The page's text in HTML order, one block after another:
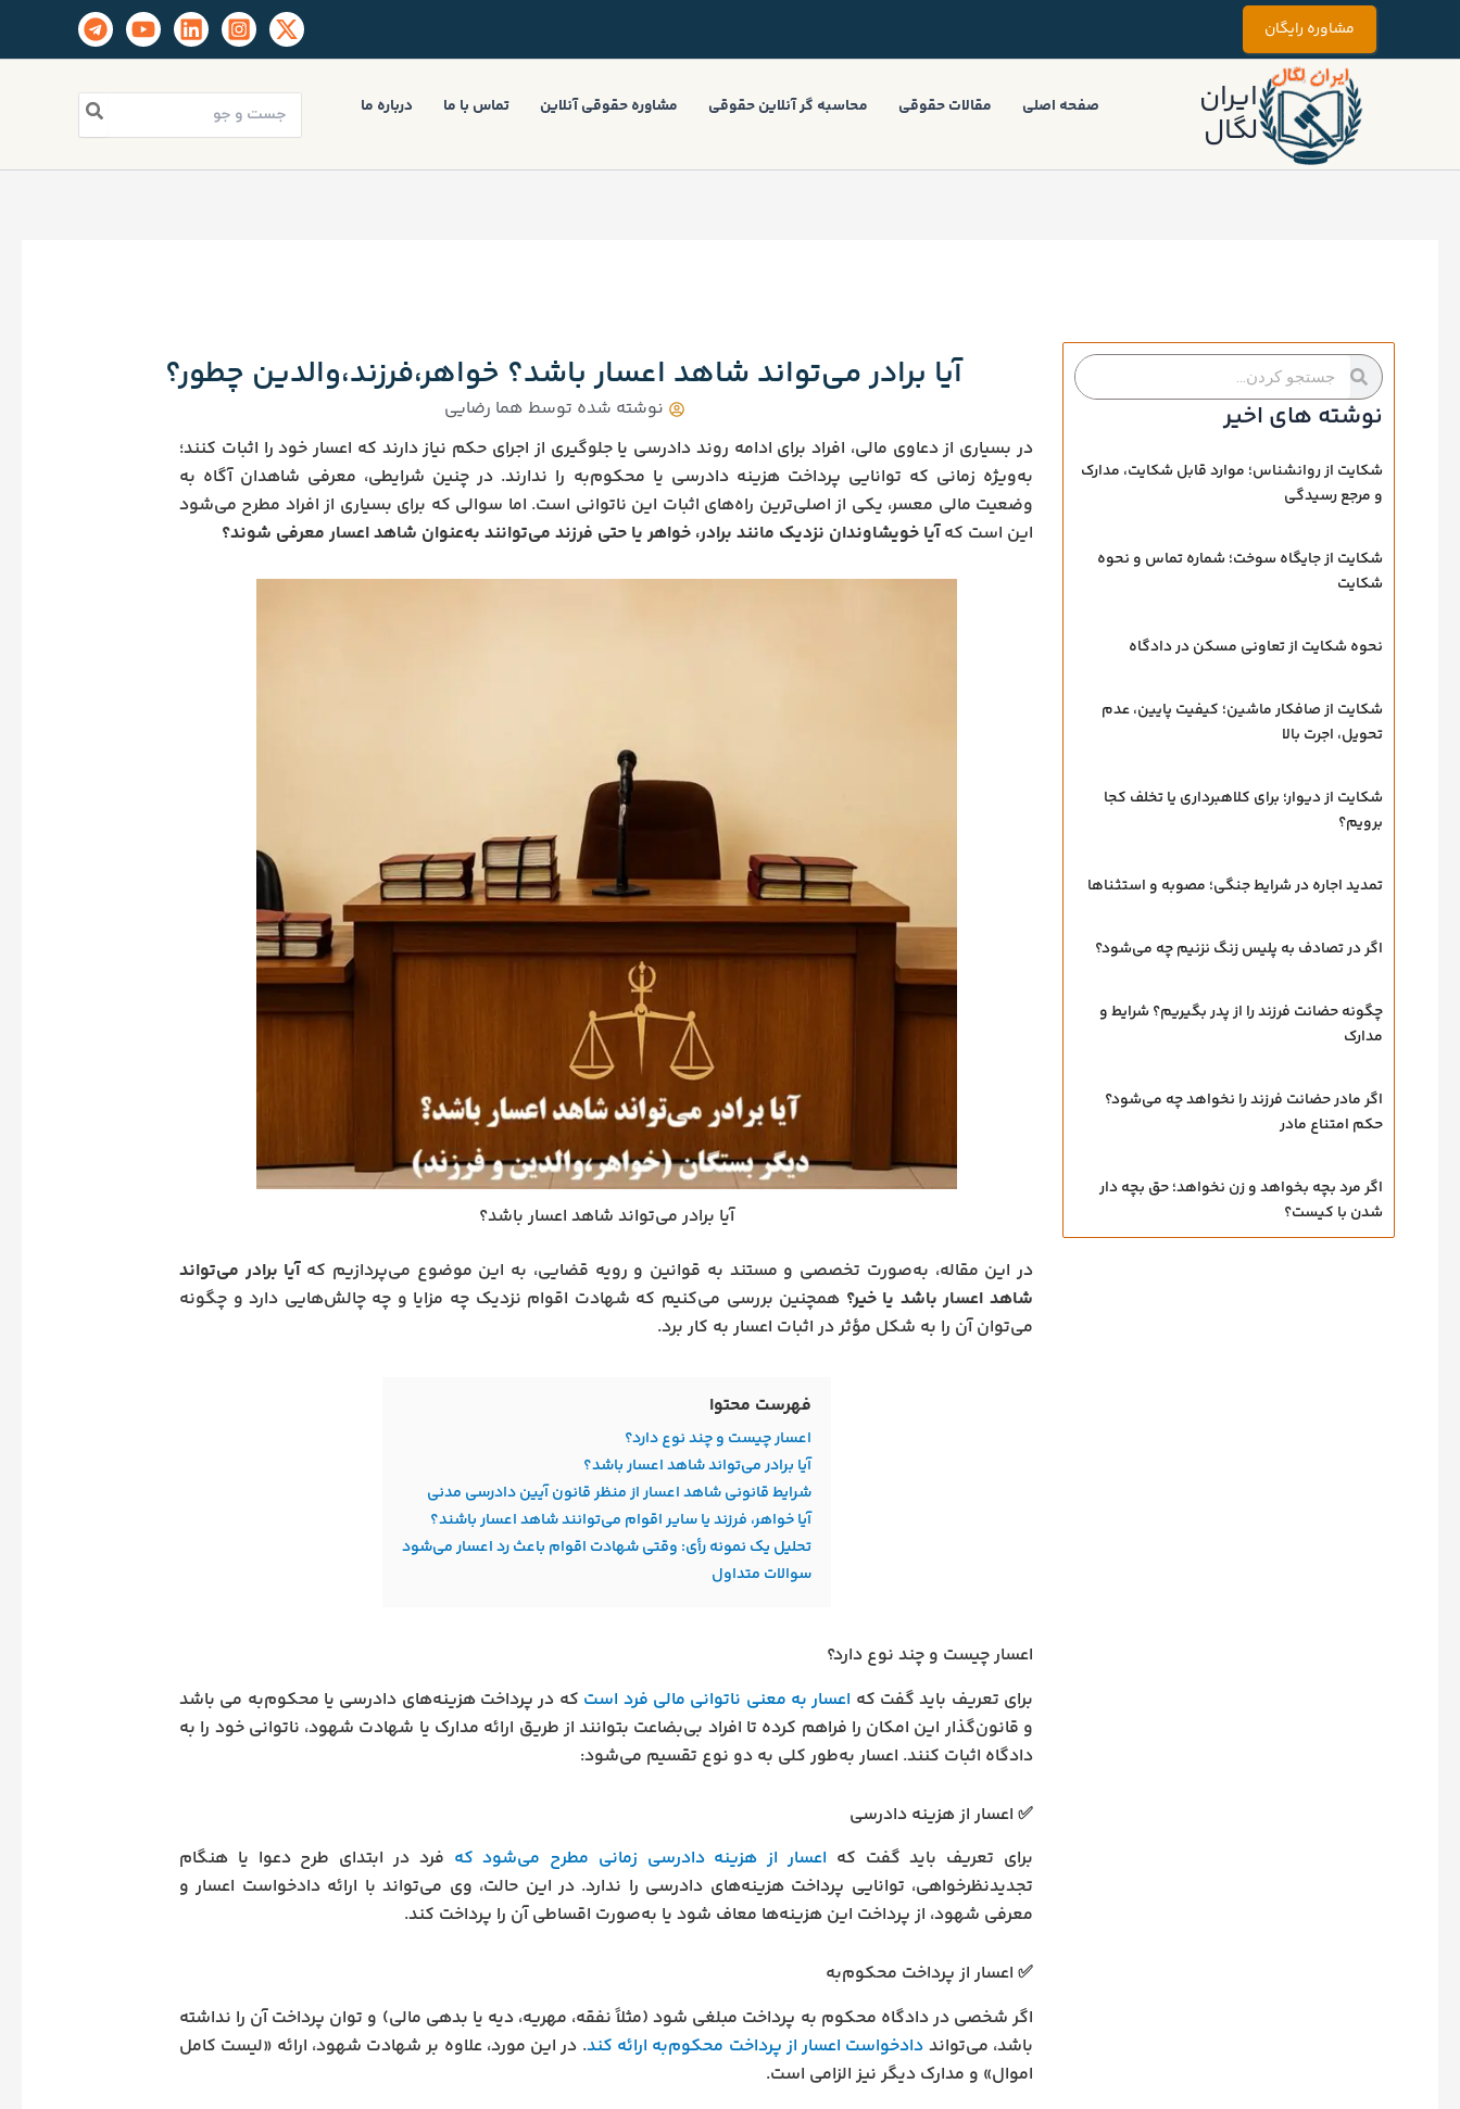
محتوا
مشاوره رایگان
ایران
لگال
صفحه اصلی مقالات حقوقی محاسبه گر آنلاین حقوقی مشاوره حقوقی آنلاین تماس با ما درباره ما
برای:
جستجو
کردن
جستجو
کردن
نوشته های اخیر
شکایت از روانشناس؛ موارد قابل شکایت، مدارک
و مرجع رسیدگی
شکایت از جایگاه سوخت؛ شماره تماس و نحوه
شکایت
نحوه شکایت از تعاونی مسکن در دادگاه
شکایت از صافکار ماشین؛ کیفیت پایین، عدم
تحویل، اجرت بالا
شکایت از دیوار؛ برای کلاهبرداری یا تخلف کجا
برویم؟
تمدید اجاره در شرایط جنگی؛ مصوبه و استثناها
اگر در تصادف به پلیس زنگ نزنیم چه می‌شود؟
چگونه حضانت فرزند را از پدر بگیریم؟ شرایط و
مدارک
اگر مادر حضانت فرزند را نخواهد چه می‌شود؟
حکم امتناع مادر
اگر مرد بچه بخواهد و زن نخواهد؛ حق بچه‌ دار
شدن با کیست؟
آیا برادر می‌تواند شاهد اعسار باشد؟ خواهر،فرزند،والدین چطور؟
نوشته شده توسط هما رضایی
در بسیاری از دعاوی مالی، افراد برای ادامه روند دادرسی یا جلوگیری از اجرای حکم نیاز دارند که اعسار خود را اثبات کنند؛
به‌ویژه زمانی که توانایی پرداخت هزینه دادرسی یا محکوم‌به را ندارند. در چنین شرایطی، معرفی شاهدان آگاه به
وضعیت مالی معسر، یکی از اصلی‌ترین راه‌های اثبات این ناتوانی است. اما سوالی که برای بسیاری از افراد مطرح می‌شود
این است کهآیا خویشاوندان نزدیک مانند برادر، خواهر یا حتی فرزند می‌توانند به‌عنوان شاهد اعسار معرفی شوند؟
آیا برادر می‌تواند شاهد اعسار باشد؟
در این مقاله، به‌صورت تخصصی و مستند به قوانین و رویه قضایی، به این موضوع می‌پردازیم کهآیا برادر می‌تواند
شاهد اعسار باشد یا خیر؟ همچنین بررسی می‌کنیم که شهادت اقوام نزدیک چه مزایا و چه چالش‌هایی دارد و چگونه
می‌توان آن را به شکل مؤثر در اثبات اعسار به کار برد.
فهرست محتوا
اعسار چیست و چند نوع دارد؟
آیا برادر می‌تواند شاهد اعسار باشد؟
شرایط قانونی شاهد اعسار از منظر قانون آیین دادرسی مدنی
آیا خواهر، فرزند یا سایر اقوام می‌توانند شاهد اعسار باشند؟
تحلیل یک نمونه رأی: وقتی شهادت اقوام باعث رد اعسار می‌شود
سوالات متداول
اعسار چیست و چند نوع دارد؟
برای تعریف باید گفت که اعسار به معنی ناتوانی مالی فرد است که در پرداخت هزینه‌های دادرسی یا محکوم‌به می باشد
و قانون‌گذار این امکان را فراهم کرده تا افراد بی‌بضاعت بتوانند از طریق ارائه مدارک یا شهادت شهود، ناتوانی خود را به
دادگاه اثبات کنند. اعسار به‌طور کلی به دو نوع تقسیم می‌شود:
✅ اعسار از هزینه دادرسی
برای تعریف باید گفت که اعسار از هزینه دادرسی زمانی مطرح می‌شود که فرد در ابتدای طرح دعوا یا هنگام
تجدیدنظرخواهی، توانایی پرداخت هزینه‌های دادرسی را ندارد. در این حالت، وی می‌تواند با ارائه دادخواست اعسار و
معرفی شهود، از پرداخت این هزینه‌ها معاف شود یا به‌صورت اقساطی آن را پرداخت کند.
✅ اعسار از پرداخت محکوم‌به
اگر شخصی در دادگاه محکوم به پرداخت مبلغی شود (مثلاً نفقه، مهریه، دیه یا بدهی مالی) و توان پرداخت آن را نداشته
باشد، می‌تواند دادخواست اعسار از پرداخت محکوم‌به ارائه کند. در این مورد، علاوه بر شهادت شهود، ارائه «لیست کامل
اموال» و مدارک دیگر نیز الزامی است.